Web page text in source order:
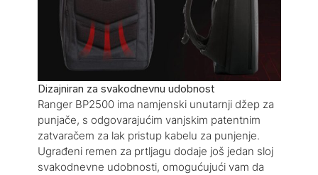
Dizajniran za svakodnevnu udobnost
Ranger BP2500 ima namjenski unutarnji džep za
punjače, s odgovarajućim vanjskim patentnim
zatvaračem za lak pristup kabelu za punjenje.
Ugrađeni remen za prtljagu dodaje još jedan sloj
svakodnevne udobnosti, omogućujući vam da